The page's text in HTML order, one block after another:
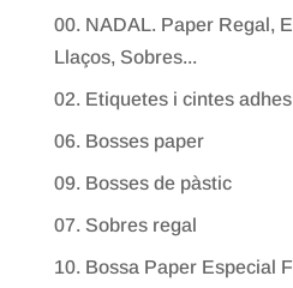
00. NADAL. Paper Regal,
Llaços, Sobres...
02. Etiquetes i cintes
06. Bosses paper
09. Bosses de pàstic
07. Sobres regal
10. Bossa Paper Especial